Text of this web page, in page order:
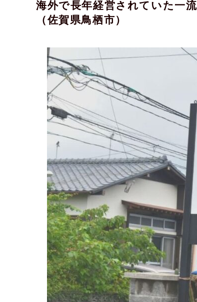
海外で長年経営されていた一
（佐賀県鳥栖市）